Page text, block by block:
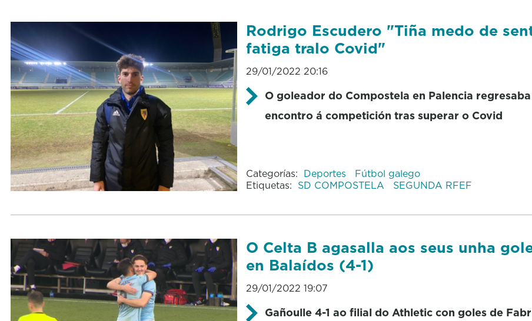
Rodrigo Escudero "Tiña medo de
fatiga tralo Covid"
29/01/2022 20:16
O goleador do Compostela en Palencia
encontro á competición tras superar o Covid
Categorías: Deportes
Fútbol galego
Etiquetas: SD COMPOSTELA SEGUNDA RFEF
O Celta B agasalla aos seus unha
en Balaídos (4-1)
29/01/2022 19:07
Gañoulle 4-1 ao filial do Athletic con goles de